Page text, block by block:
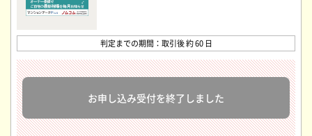
判定までの期間：取引後 約 60 日
お申し込み受付を終了しました